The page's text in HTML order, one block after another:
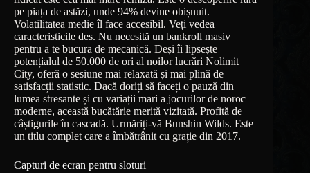
pe piața de astăzi, unde 94% devine obișnuit.
Volatilitatea medie îl face accesibil. Veți vedea
caracteristicile des. Nu necesită un bankroll masiv
pentru a te bucura de mecanică. Deși îi lipsește
potențialul de 50.000 de ori al noilor lucrări Nolimit
City, oferă o sesiune mai relaxată și mai plină de
satisfacții statistic. Dacă doriți să faceți o pauză din
lumea stresante și cu variații mari a jocurilor de noroc
moderne, această bucătărie merită vizitată. Profită de
câștigurile în cascadă. Urmăriți-vă Bunshin Wilds. Este
un titlu complet care a îmbătrânit cu grație din 2017.
Capturi de ecran pentru sloturi